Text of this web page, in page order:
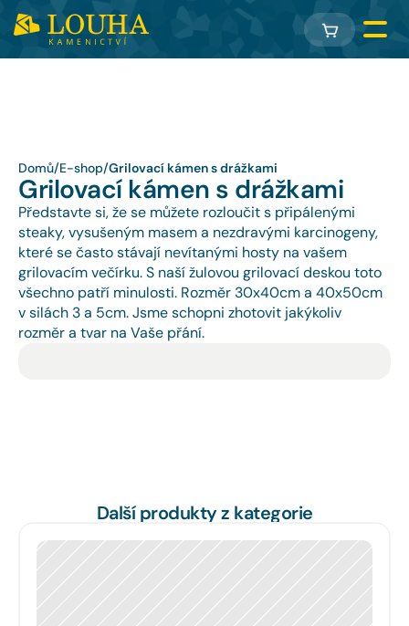
Domů/E-shop/Grilovací kámen s drážkami
Grilovací kámen s drážkami
Představte si, že se můžete rozloučit s připálenými
steaky, vysušeným masem a nezdravými karcinogeny,
které se často stávají nevítanými hosty na vašem
grilovacím večírku. S naší žulovou grilovací deskou toto
všechno patří minulosti. Rozměr 30x40cm a 40x50cm
v silách 3 a 5cm. Jsme schopni zhotovit jakýkoliv
rozměr a tvar na Vaše přání.
Další produkty z kategorie